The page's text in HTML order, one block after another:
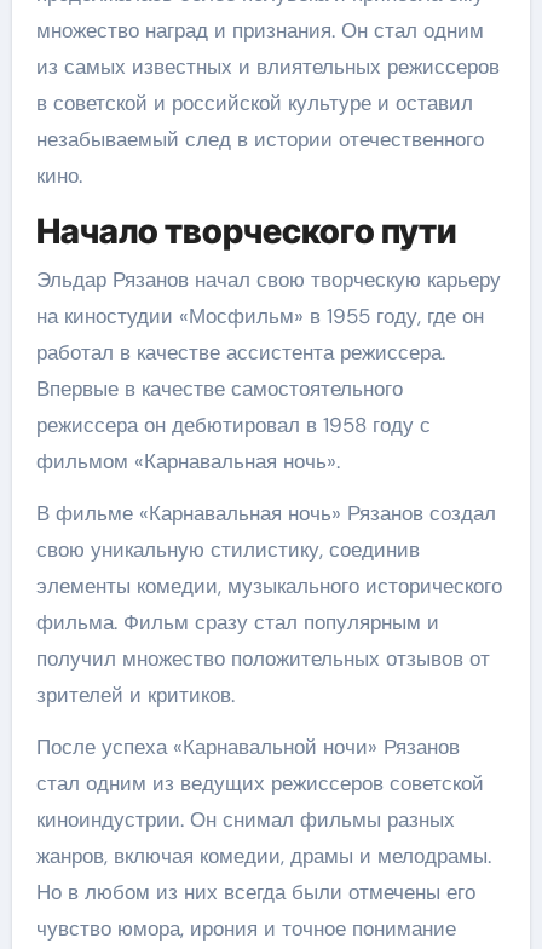
множество наград и признания. Он стал одним
из самых известных и влиятельных режиссеров
в советской и российской культуре и оставил
незабываемый след в истории отечественного
кино.
Начало творческого пути
Эльдар Рязанов начал свою творческую карьеру
на киностудии «Мосфильм» в 1955 году, где он
работал в качестве ассистента режиссера.
Впервые в качестве самостоятельного
режиссера он дебютировал в 1958 году с
фильмом «Карнавальная ночь».
В фильме «Карнавальная ночь» Рязанов создал
свою уникальную стилистику, соединив
элементы комедии, музыкального исторического
фильма. Фильм сразу стал популярным и
получил множество положительных отзывов от
зрителей и критиков.
После успеха «Карнавальной ночи» Рязанов
стал одним из ведущих режиссеров советской
киноиндустрии. Он снимал фильмы разных
жанров, включая комедии, драмы и мелодрамы.
Но в любом из них всегда были отмечены его
чувство юмора, ирония и точное понимание